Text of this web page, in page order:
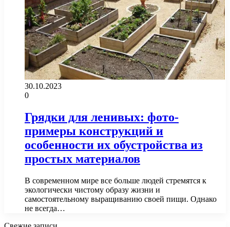
30.10.2023
0
Грядки для ленивых: фото-
примеры конструкций и
особенности их обустройства из
простых материалов
В современном мире все больше людей стремятся к
экологически чистому образу жизни и
самостоятельному выращиванию своей пищи. Однако
не всегда…